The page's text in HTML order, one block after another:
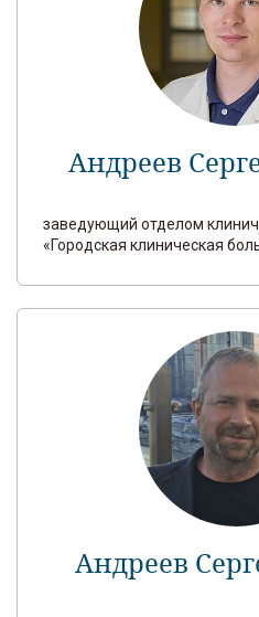
Андреев
заведующий отделом
«Городская клиническая
Андреев